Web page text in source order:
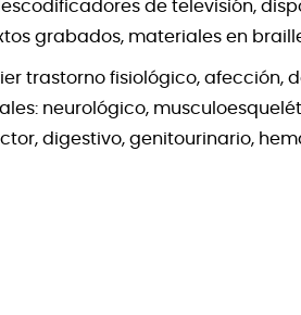
de televisión,
grabados, materiales en
trastorno fisiológico,
neurológico,
digestivo, genitourinario,